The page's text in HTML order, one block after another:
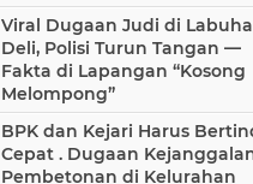
Viral Dugaan Judi di
Deli, Polisi Turun Tangan —
Fakta di Lapangan “Kosong
Melompong”
BPK dan Kejari Harus
Cepat . Dugaan
Pembetonan di Kelurahan